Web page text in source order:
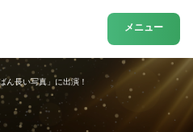
メニュー
ん長い写真」に出演！